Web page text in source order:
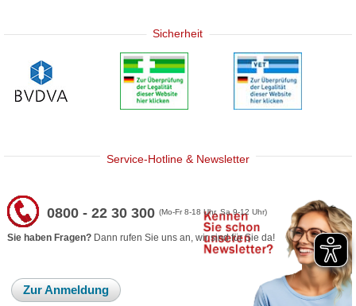
Sicherheit
Service-Hotline & Newsletter
0800 - 22 30 300(Mo-Fr 8-18 Uhr, Sa 9-12 Uhr)
Sie haben Fragen? Dann rufen Sie uns an, wir sind für Sie da!
Zur Anmeldung